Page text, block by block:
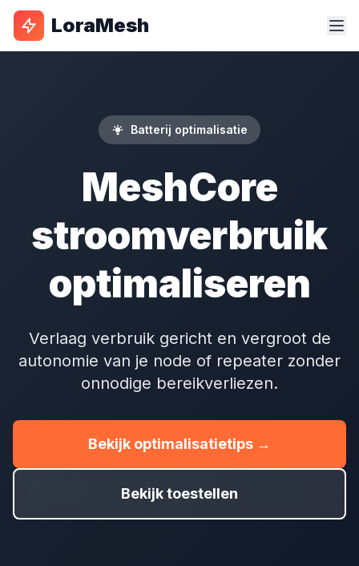
LoraMesh
Batterij optimalisatie
MeshCore
stroomverbruik
optimaliseren
Verlaag verbruik gericht en vergroot de
autonomie van je node of repeater zonder
onnodige bereikverliezen.
Bekijk optimalisatietips →
Bekijk toestellen